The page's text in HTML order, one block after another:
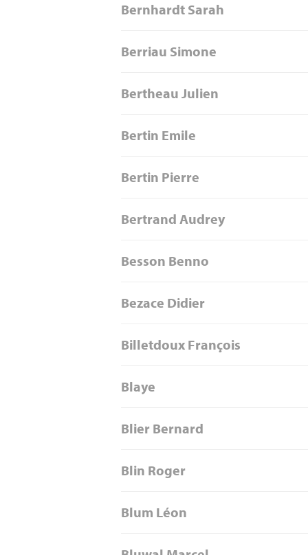
Bernhardt Sarah
Berriau Simone
Bertheau Julien
Bertin Emile
Bertin Pierre
Bertrand Audrey
Besson Benno
Bezace Didier
Billetdoux François
Blaye
Blier Bernard
Blin Roger
Blum Léon